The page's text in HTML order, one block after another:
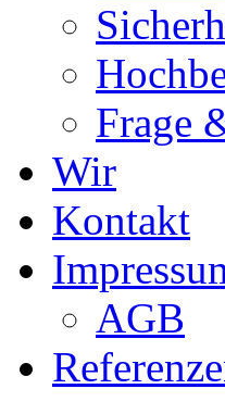
Frage
Wir
Kontakt
AGB